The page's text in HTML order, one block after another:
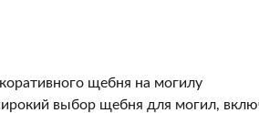
щебня на могилу
выбор щебня для могил,